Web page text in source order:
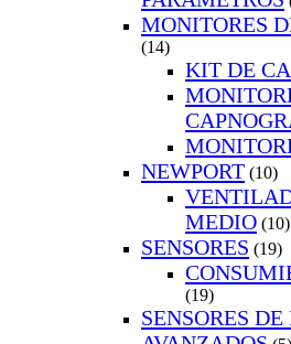
MONITORES
(14)
KIT DE
NEWPORT (10)
MEDIO (10)
SENSORES (19)
(19)
SENSORES